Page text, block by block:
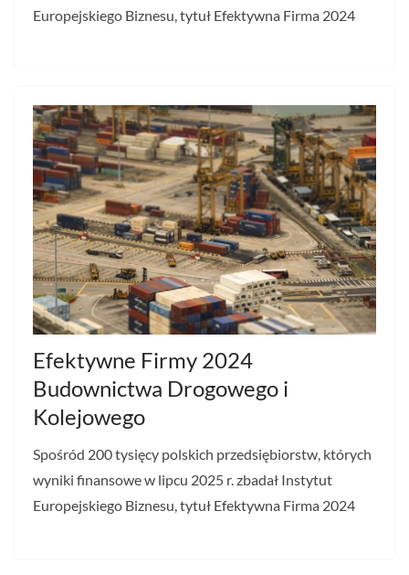
Europejskiego Biznesu, tytuł Efektywna Firma 2024
Efektywne Firmy 2024
Budownictwa Drogowego i
Kolejowego
Spośród 200 tysięcy polskich przedsiębiorstw, których
wyniki finansowe w lipcu 2025 r. zbadał Instytut
Europejskiego Biznesu, tytuł Efektywna Firma 2024